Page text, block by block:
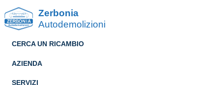
Zerbonia
Autodemolizioni
CERCA UN RICAMBIO
AZIENDA
SERVIZI